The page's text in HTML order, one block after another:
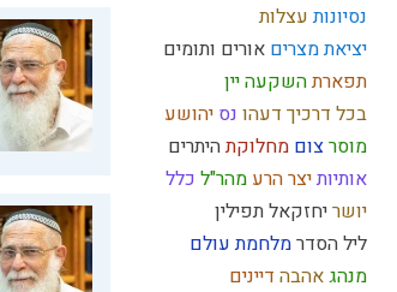
נסיונותעצלות
יציאת מצרים אורים ותומים
תפארתהשקעהיין
בכל דרכיך דעהו נס יהושע
מוסרצום מחלוקתהיתרים
אותיותיצר הרע מהר"ל כלל
יושריחזקאלתפילין
ליל הסדרמלחמת עולם
מנהגאהבה דיינים